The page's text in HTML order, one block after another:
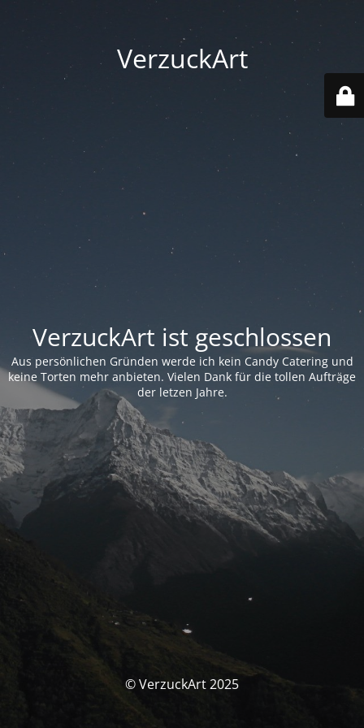
VerzuckArt
VerzuckArt ist geschlossen
Aus persönlichen Gründen werde ich kein Candy Catering und
keine Torten mehr anbieten. Vielen Dank für die tollen Aufträge
der letzen Jahre.
© VerzuckArt 2025